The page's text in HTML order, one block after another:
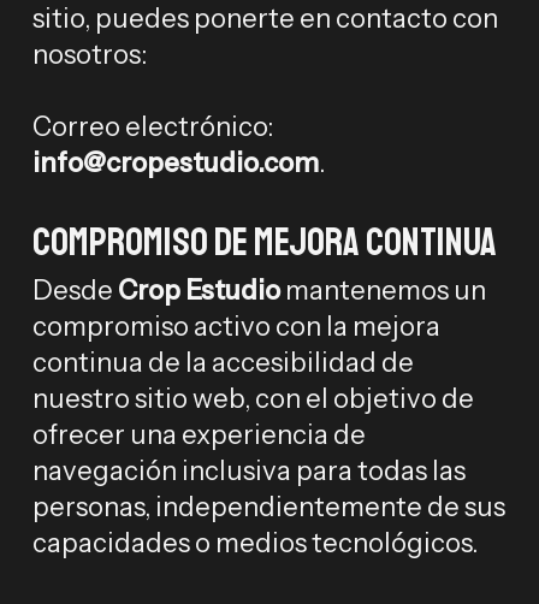
sitio, puedes ponerte en contacto con
nosotros:
Correo electrónico:
info@cropestudio.com.
Compromiso de mejora continua
Desde Crop Estudiomantenemos un
compromiso activo con la mejora
continua de la accesibilidad de
nuestro sitio web, con el objetivo de
ofrecer una experiencia de
navegación inclusiva para todas las
personas, independientemente de sus
capacidades o medios tecnológicos.